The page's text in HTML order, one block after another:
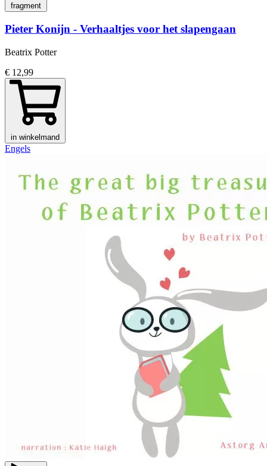
fragment
Pieter Konijn - Verhaaltjes voor het slapengaan
Beatrix Potter
€ 12,99
in winkelmand
Engels